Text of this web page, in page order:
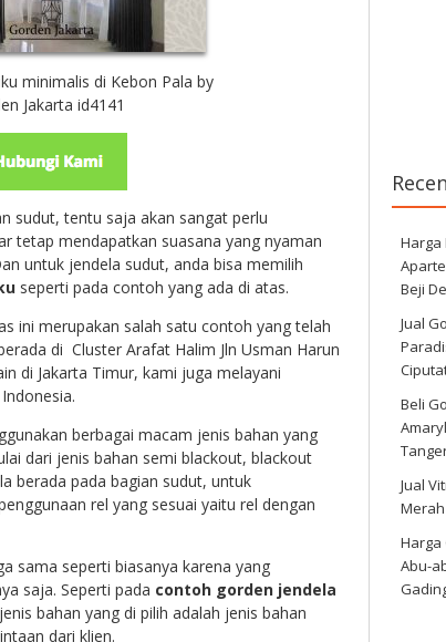
minimalis di Kebon Pala by
Jakarta id4141
sudut, tentu saja akan sangat perlu
tetap mendapatkan suasana yang nyaman
untuk jendela sudut, anda bisa memilih
seperti pada contoh yang ada di atas.
ini merupakan salah satu contoh yang telah
di Cluster Arafat Halim Jln Usman Harun
di Jakarta Timur, kami juga melayani
berbagai macam jenis bahan yang
dari jenis bahan semi blackout, blackout
berada pada bagian sudut, untuk
rel yang sesuai yaitu rel dengan
sama seperti biasanya karena yang
saja. Seperti pada contoh gorden jendela
bahan yang di pilih adalah jenis bahan
dari klien.
Harga
Beji
Jual
Beli
Jual
Harga
Abu-